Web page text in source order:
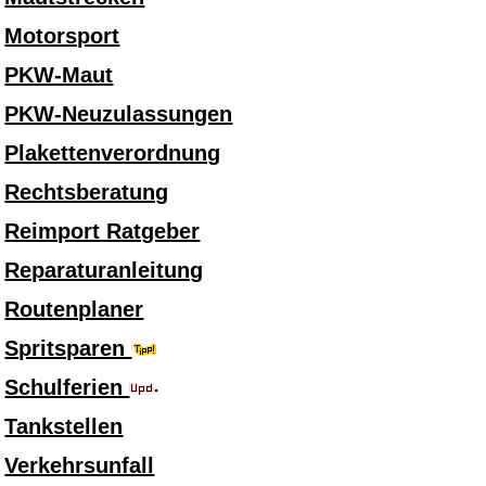
Motorsport
PKW-Maut
PKW-Neuzulassungen
Plakettenverordnung
Rechtsberatung
Reimport Ratgeber
Reparaturanleitung
Routenplaner
Spritsparen
Schulferien
Tankstellen
Verkehrsunfall